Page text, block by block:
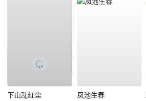
下山乱红尘 凤池生春